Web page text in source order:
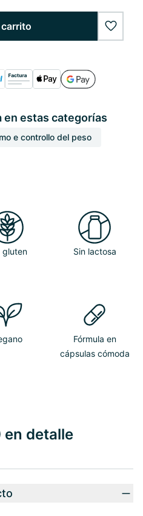
en estas categorías
e controllo del peso
gluten Sin lactosa
Fórmula en
cápsulas cómoda
detalle